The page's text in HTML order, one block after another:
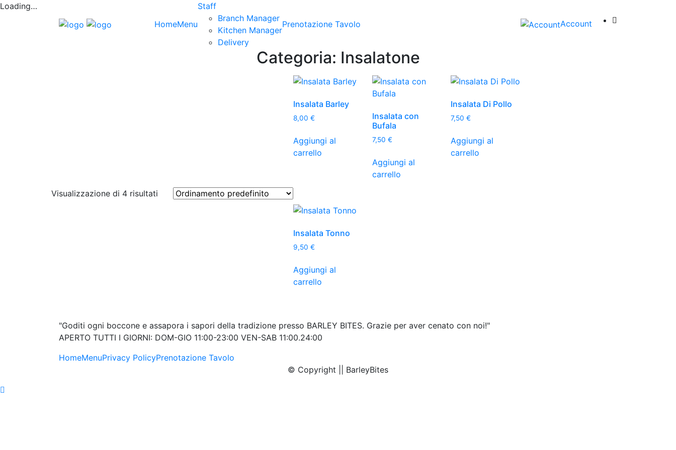
Loading…
HomeMenu
Staff
Branch Manager
Kitchen Manager
Delivery
Prenotazione Tavolo Account
Categoria: Insalatone
Visualizzazione di 4 risultati
Insalata Barley
8,00 €
Aggiungi al
carrello
Insalata con
Bufala
7,50 €
Aggiungi al
carrello
Insalata Di Pollo
7,50 €
Aggiungi al
carrello
Insalata Tonno
9,50 €
Aggiungi al
carrello
"Goditi ogni boccone e assapora i sapori della tradizione presso BARLEY BITES. Grazie per aver cenato con noi!"
APERTO TUTTI I GIORNI: DOM-GIO 11:00-23:00 VEN-SAB 11:00.24:00
HomeMenuPrivacy PolicyPrenotazione Tavolo
© Copyright || BarleyBites